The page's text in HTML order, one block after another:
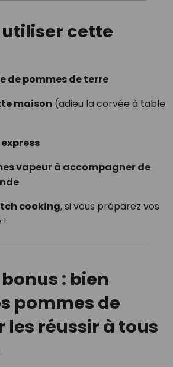
cette
de pommes de terre
maison (adieu la corvée à table
vapeur à accompagner de
cooking, si vous préparez vos
!
: bien
pommes de
les réussir à tous